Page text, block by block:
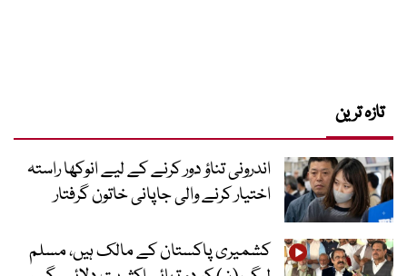
تازہ ترین
اندرونی تناؤ دور کرنے کے لیے انوکھا راستہ
اختیار کرنے والی جاپانی خاتون گرفتار
کشمیری پاکستان کے مالک ہیں، مسلم